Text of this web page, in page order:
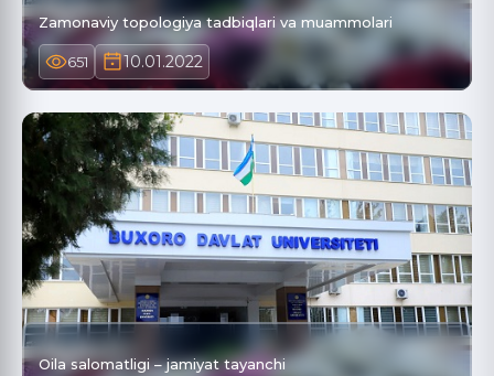
Zamonaviy topologiya tadbiqlari va muammolari
651 10.01.2022
Oila salomatligi – jamiyat tayanchi